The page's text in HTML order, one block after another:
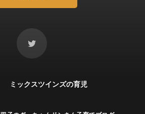
ミックスツインズの育児